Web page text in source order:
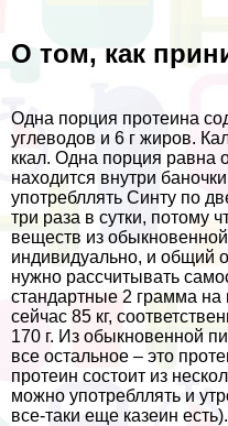
О том, как
Одна порция протеина
углеводов и 6 г жиров.
ккал. Одна порция равна
находится внутри
употрeбллять Синту по
три раза в сутки, потому
веществ из
индивидуально, и общий
нужно рассчитывать
стандартные 2 грамма
сейчас 85 кг,
170 г. Из обыкновенной
все остальное – это
протеин состоит из
можно употрeбллять и
все-таки еще казеин